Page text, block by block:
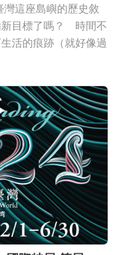
這座島嶼的歷史敘
新目標了嗎？ 時間不
活的痕跡（就好像過